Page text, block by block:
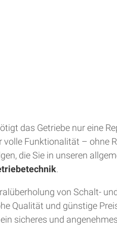
das Getriebe nur eine
Funktionalität – ohne
die Sie in unseren
.
von Schalt-
Qualität und günstige
sicheres und